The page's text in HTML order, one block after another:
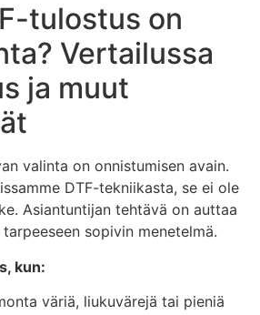
tulostus on
Vertailussa
ja muut
valinta on onnistumisen avain.
DTF-tekniikasta, se ei ole
Asiantuntijan tehtävä on auttaa
sopivin menetelmä.
kun:
väriä, liukuvärejä tai pieniä